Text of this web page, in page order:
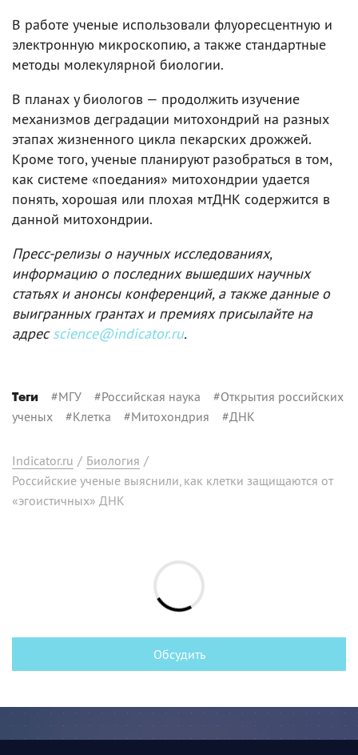
В работе ученые использовали флуоресцентную и
электронную микроскопию, а также стандартные
методы молекулярной биологии.
В планах у биологов — продолжить изучение
механизмов деградации митохондрий на разных
этапах жизненного цикла пекарских дрожжей.
Кроме того, ученые планируют разобраться в том,
как системе «поедания» митохондрии удается
понять, хорошая или плохая мтДНК содержится в
данной митохондрии.
Пресс-релизы о научных исследованиях,
информацию о последних вышедших научных
статьях и анонсы конференций, а также данные о
выигранных грантах и премиях присылайте на
адресscience@indicator.ru.
Теги #МГУ #Российская наука #Открытия российских
ученых #Клетка #Митохондрия #ДНК
Indicator.ru / Биология /
Российские ученые выяснили, как клетки защищаются от
«эгоистичных» ДНК
Обсудить